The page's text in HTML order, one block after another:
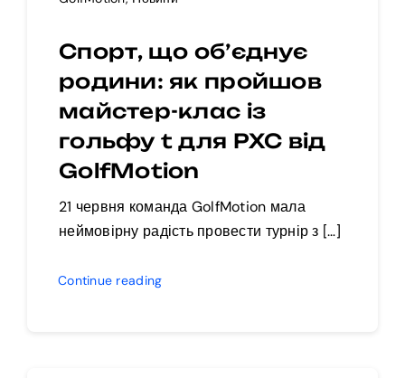
Спорт, що об’єднує
родини: як пройшов
майстер-клас із
гольфу t для РХС від
GolfMotion
21 червня команда GolfMotion мала
неймовірну радість провести турнір з […]
Continue reading